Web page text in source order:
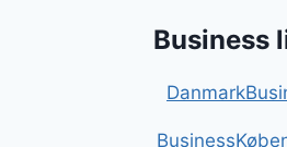
Business